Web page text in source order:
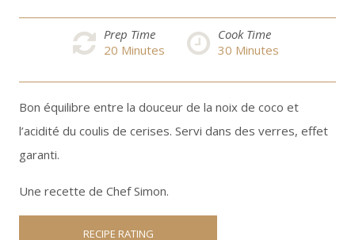
Prep Time
20 Minutes
Cook Time
30 Minutes
Bon équilibre entre la douceur de la noix de coco et
l’acidité du coulis de cerises. Servi dans des verres, effet
garanti.
Une recette de Chef Simon.
RECIPE RATING